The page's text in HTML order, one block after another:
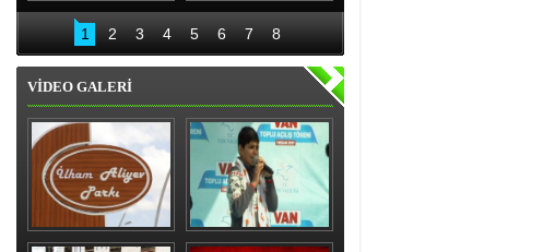
Bakan Akdağ
Oltu’da
Palandöken İlçe
Başkanlığından 15
Temmuz kahraman
kadınlar sergisi
1 2 3 4 5 6 7 8
VİDEO GALERİ
İlham Aliyev Parkı
Vanlı çocuk gülme